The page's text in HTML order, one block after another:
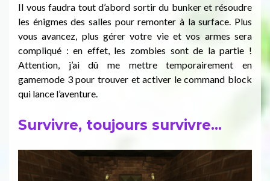
Il vous faudra tout d’abord sortir du bunker et résoudre
les énigmes des salles pour remonter à la surface. Plus
vous avancez, plus gérer votre vie et vos armes sera
compliqué : en effet, les zombies sont de la partie !
Attention, j’ai dû me mettre temporairement en
gamemode 3 pour trouver et activer le command block
qui lance l’aventure.
Survivre, toujours survivre…